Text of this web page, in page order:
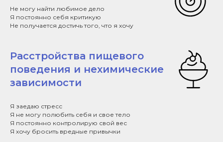
Не могу найти любимое дело
Я постоянно себя критикую
Не получается достичь того, что я хочу
Расстройства пищевого
поведения и нехимические
зависимости
Я заедаю стресс
Я не могу полюбить себя и свое тело
Я постоянно контролирую свой вес
Я хочу бросить вредные привычки